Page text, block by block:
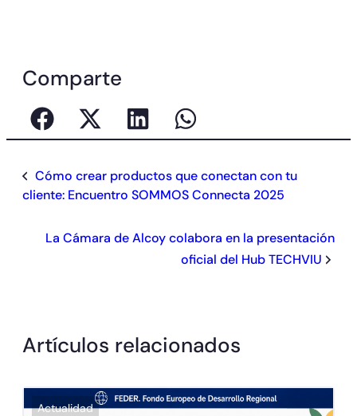
Comparte
Cómo crear productos que conectan con tu
cliente: Encuentro SOMMOS Connecta 2025
La Cámara de Alcoy colabora en la presentación
oficial del Hub TECHVIU
Artículos relacionados
Actualidad